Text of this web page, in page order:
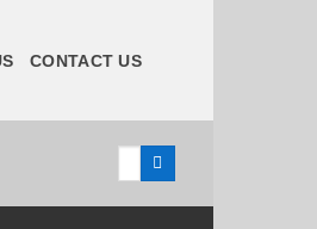
CONTACT US
Search